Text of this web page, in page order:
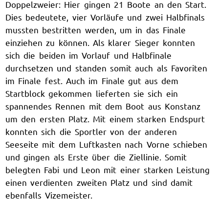
Doppelzweier: Hier gingen 21 Boote an den Start.
Dies bedeutete, vier Vorläufe und zwei Halbfinals
mussten bestritten werden, um in das Finale
einziehen zu können. Als klarer Sieger konnten
sich die beiden im Vorlauf und Halbfinale
durchsetzen und standen somit auch als Favoriten
im Finale fest. Auch im Finale gut aus dem
Startblock gekommen lieferten sie sich ein
spannendes Rennen mit dem Boot aus Konstanz
um den ersten Platz. Mit einem starken Endspurt
konnten sich die Sportler von der anderen
Seeseite mit dem Luftkasten nach Vorne schieben
und gingen als Erste über die Ziellinie. Somit
belegten Fabi und Leon mit einer starken Leistung
einen verdienten zweiten Platz und sind damit
ebenfalls Vizemeister.